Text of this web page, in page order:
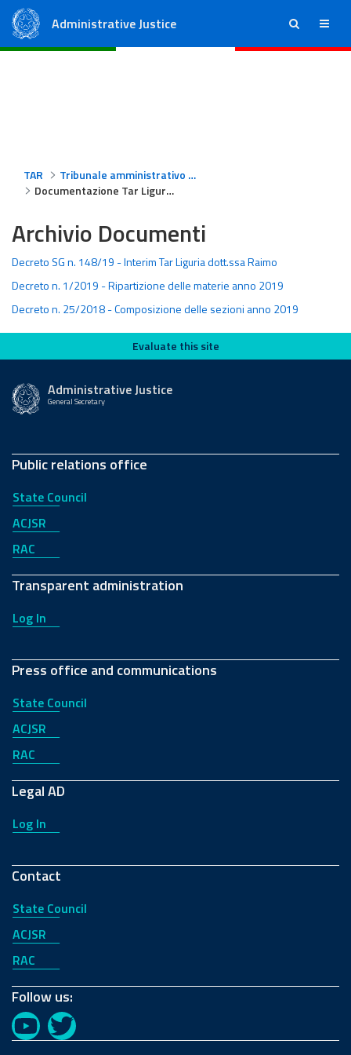
Administrative Justice ricerca menu
TAR
Tribunale amministrativo regionale per la Liguria
Documentazione Tar Liguria
Archivio Documenti
Decreto SG n. 148/19 - Interim Tar Liguria dott.ssa Raimo
Decreto n. 1/2019 - Ripartizione delle materie anno 2019
Decreto n. 25/2018 - Composizione delle sezioni anno 2019
Evaluate this siteEvaluate this site
Administrative Justice
General Secretary
Public relations office
State Council
ACJSR
RAC
Transparent administration
Log In
Press office and communications
State Council
ACJSR
RAC
Legal AD
Log In
Contact
State Council
ACJSR
RAC
Follow us:
YouTubeTwitter